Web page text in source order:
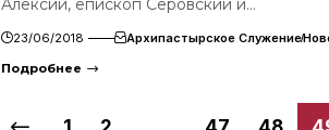
Алексий, епископ Серовский и…
23/06/2018 Архипастырское Служение
Подробнее